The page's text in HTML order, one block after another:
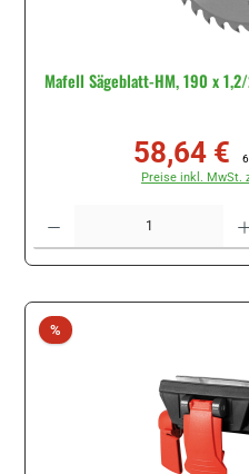
Mafell Sägeblatt-HM, 190 x
Verkaufspreis:
58,64 €
Preise inkl. MwSt.
%Rabatt